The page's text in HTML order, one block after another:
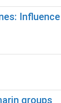
groups